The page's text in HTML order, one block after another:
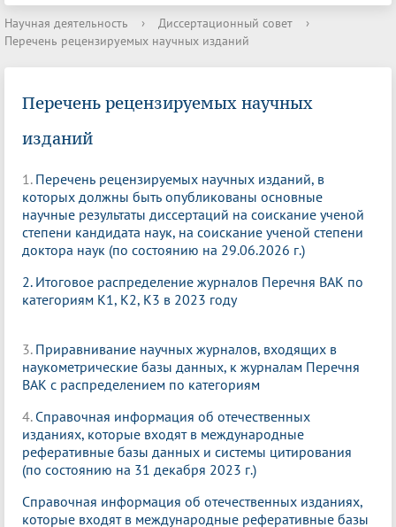
Научная деятельность › Диссертационный совет
›
Перечень рецензируемых научных изданий
Перечень рецензируемых научных
изданий
1. Перечень рецензируемых научных изданий, в
которых должны быть опубликованы основные
научные результаты диссертаций на соискание ученой
степени кандидата наук, на соискание ученой степени
доктора наук (по состоянию на 29.06.2026 г.)
2. Итоговое распределение журналов Перечня ВАК по
категориям К1, К2, К3 в 2023 году
3. Приравнивание научных журналов, входящих в
наукометрические базы данных, к журналам Перечня
ВАК с распределением по категориям
4. Справочная информация об отечественных
изданиях, которые входят в международные
реферативные базы данных и системы цитирования
(по состоянию на 31 декабря 2023 г.)
Справочная информация об отечественных изданиях,
которые входят в международные реферативные базы